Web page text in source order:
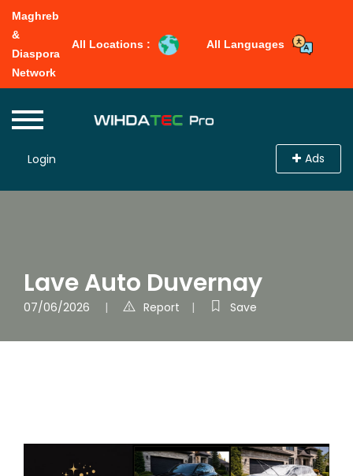
Maghreb
&
Diaspora
Network
All Locations : All Languages
Login Ads
Lave Auto Duvernay
07/06/2026 Report Save